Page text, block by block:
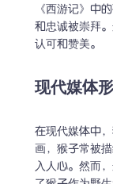
《西游记》中
和忠诚被崇拜
认可和赞美。
现代媒体
在现代媒体中
画，猴子常被
入人心。然而